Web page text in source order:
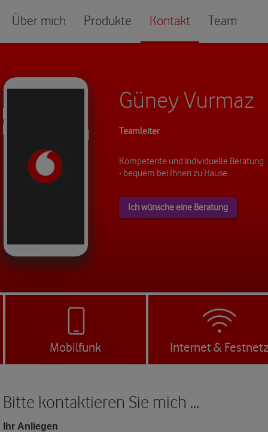
Über mich Produkte Kontakt Team
Güney Vurmaz
Teamleiter
Kompetente und individuelle Beratung
- bequem bei Ihnen zu Hause
Ich wünsche eine Beratung
Mobilfunk Internet &
Bitte kontaktieren Sie mich ...
Ihr Anliegen